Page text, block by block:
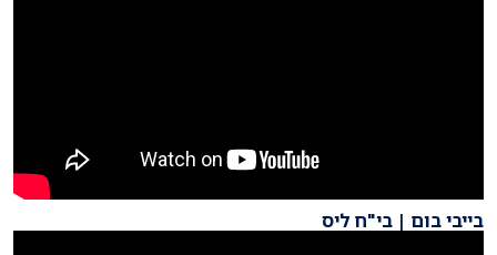
בייבי בום | בי"ח ליס